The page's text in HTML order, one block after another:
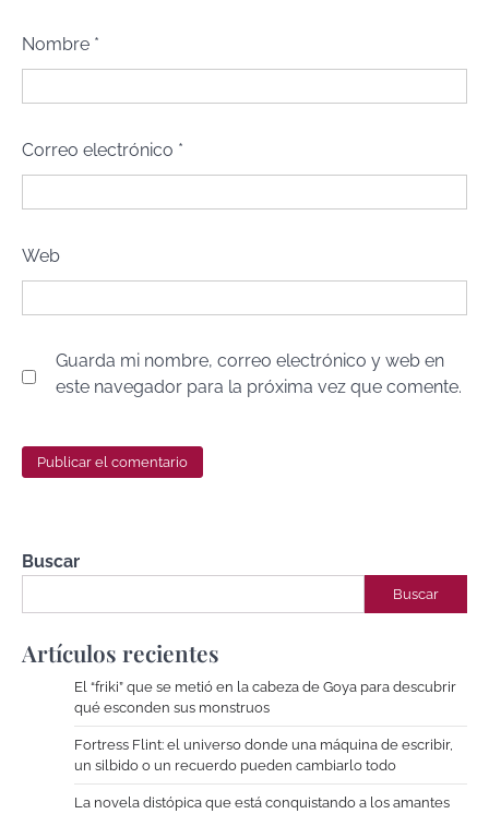
Nombre *
Correo electrónico *
Web
Guarda mi nombre, correo electrónico y web en
este navegador para la próxima vez que comente.
Buscar
Buscar
Artículos recientes
El “friki” que se metió en la cabeza de Goya para descubrir
qué esconden sus monstruos
Fortress Flint: el universo donde una máquina de escribir,
un silbido o un recuerdo pueden cambiarlo todo
La novela distópica que está conquistando a los amantes